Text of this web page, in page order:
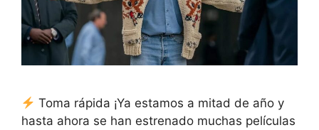
Toma rápida ¡Ya estamos a mitad de año y
hasta ahora se han estrenado muchas películas